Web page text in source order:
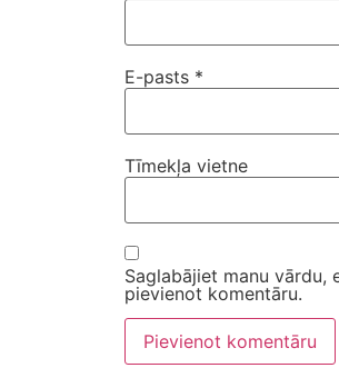
E-pasts *
Tīmekļa vietne
Saglabājiet manu vārdu,
pievienot komentāru.